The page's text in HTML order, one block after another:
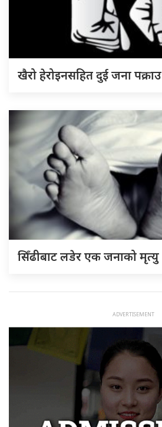
खैरो हेरोइनसहित दुई जना पक्राउ
सिँढीबाट लडेर एक जनाको मृत्यु